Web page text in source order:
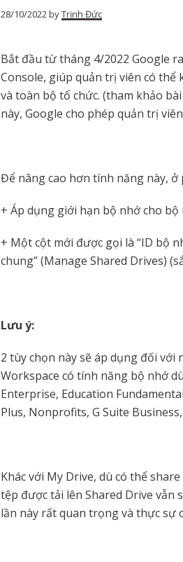
28/10/2022byTrịnh Đức
Bắt đầu từ tháng 4/2022 Google
Console, giúp quản trị viên có
và toàn bộ tổ chức. (tham khảo
này, Google cho phép quản trị
Để nâng cao hơn tính năng này, ở
+ Áp dụng giới hạn bộ nhớ cho
+ Một cột mới được gọi là “ID bộ
chung” (Manage Shared Drives)
Lưu ý:
2 tùy chọn này sẽ áp dụng đối
Workspace có tính năng bộ nhớ
Enterprise, Education
Plus, Nonprofits, G Suite
Khác với My Drive, dù có thể
tệp được tải lên Shared Drive vẫn
lần này rất quan trọng và thực sự